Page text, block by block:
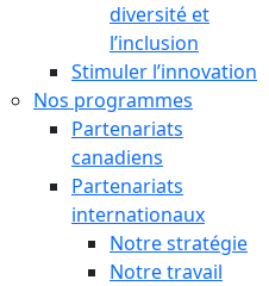
diversité et
l’inclusion
Stimuler l’innovation
Nos programmes
Partenariats
canadiens
Partenariats
internationaux
Notre stratégie
Notre travail